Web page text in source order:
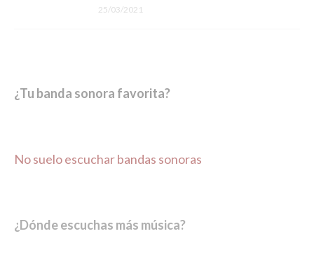
25/03/2021
¿Tu banda sonora favorita?
No suelo escuchar bandas sonoras
¿Dónde escuchas más música?